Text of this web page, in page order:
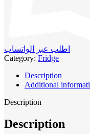
اطلب عبر الواتساب
Category: Fridge
Description
Additional
Description
Description